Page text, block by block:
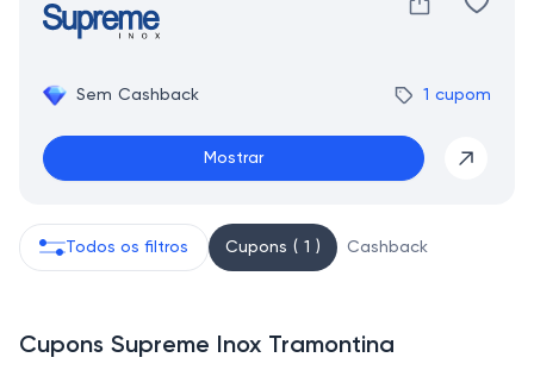
Sem Cashback 1 cupom
Mostrar
Todos os filtros Cupons ( 1 ) Cashback
Cupons Supreme Inox Tramontina